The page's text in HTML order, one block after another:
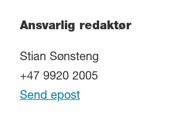
Ansvarlig redaktør
Stian Sønsteng
+47 9920 2005
Send epost